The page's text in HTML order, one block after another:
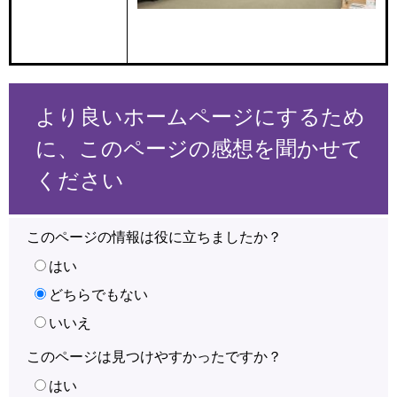
より良いホームページにするため
に、このページの感想を聞かせて
ください
このページの情報は役に立ちましたか？
はい
どちらでもない
いいえ
このページは見つけやすかったですか？
はい